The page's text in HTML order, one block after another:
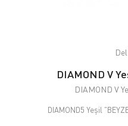
DIAMOND V
DIAMOND V
DIAMOND5 Yeşil